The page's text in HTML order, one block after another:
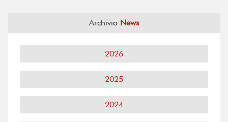
Archivio News
2026
2025
2024